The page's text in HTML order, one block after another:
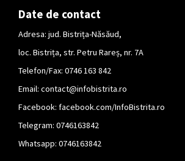
Date de contact
Adresa: jud. Bistrița-Năsăud,
loc. Bistrița, str. Petru Rareș, nr. 7A
Telefon/Fax: 0746 163 842
Email: contact@infobistrita.ro
Facebook: facebook.com/InfoBistrita.ro
Telegram: 0746163842
Whatsapp: 0746163842